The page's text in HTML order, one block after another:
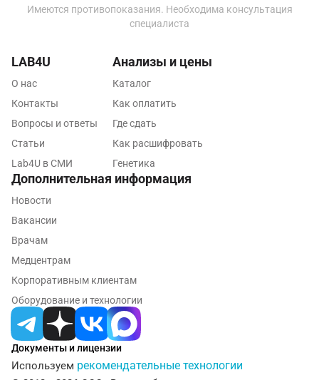
Красногорск
Красноярск
Лабинск
Лобня
Люберцы
Мурино
Мурманск
Мытищи
Набережные Челны
Наро-Фоминск
Имеются противопоказания. Необходима консультация
специалиста
Документы и лицензии
Используем рекомендательные технологии
LAB4U
О нас
Контакты
Вопросы и ответы
Статьи
Lab4U в СМИ
Анализы и цены
Каталог
Как оплатить
Где сдать
Как расшифровать
Генетика
Дополнительная информация
Новости
Вакансии
Врачам
Медцентрам
Корпоративным клиентам
Оборудование и технологии